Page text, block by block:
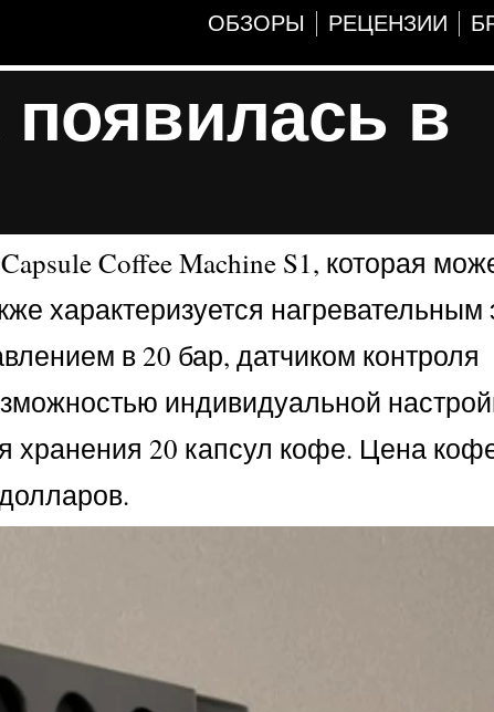
ОБЗОРЫ РЕЦЕНЗИИ
в
Coffee Machine S1, которая
характеризуется
в 20 бар, датчиком контроля
индивидуальной
хранения 20 капсул кофе. Цена